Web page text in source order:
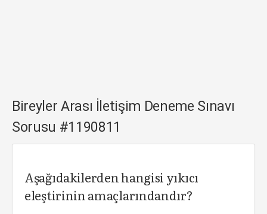
Bireyler Arası İletişim Deneme Sınavı
Sorusu #1190811
Aşağıdakilerden hangisi yıkıcı
eleştirinin amaçlarındandır?